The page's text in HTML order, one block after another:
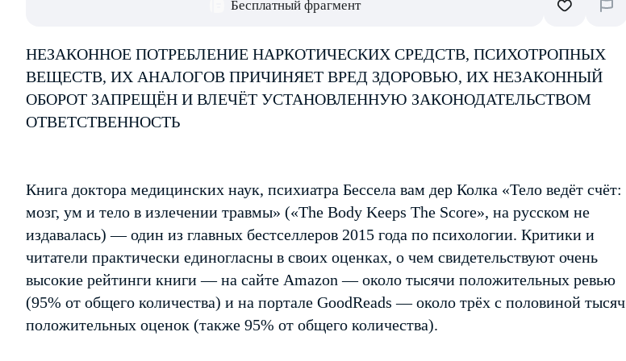
Бесплатный фрагмент
НЕЗАКОННОЕ ПОТРЕБЛЕНИЕ НАРКОТИЧЕСКИХ СРЕДСТВ, ПСИХОТРОПНЫХ
ВЕЩЕСТВ, ИХ АНАЛОГОВ ПРИЧИНЯЕТ ВРЕД ЗДОРОВЬЮ, ИХ НЕЗАКОННЫЙ
ОБОРОТ ЗАПРЕЩЁН И ВЛЕЧЁТ УСТАНОВЛЕННУЮ ЗАКОНОДАТЕЛЬСТВОМ
ОТВЕТСТВЕННОСТЬ
Книга доктора медицинских наук, психиатра Бессела вам дер Колка «Тело ведёт счёт:
мозг, ум и тело в излечении травмы» («The Body Keeps The Score», на русском не
издавалась) — один из главных бестселлеров 2015 года по психологии. Критики и
читатели практически единогласны в своих оценках, о чем свидетельствуют очень
высокие рейтинги книги — на сайте Amazon — около тысячи положительных ревью
(95% от общего количества) и на портале GoodReads — около трёх с половиной тысяч
положительных оценок (также 95% от общего количества).